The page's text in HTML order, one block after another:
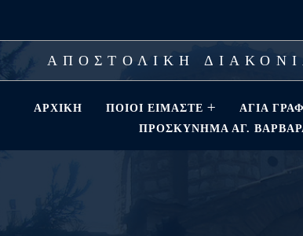
ΑΠΟΣΤΟΛΙΚΗ
ΑΡΧΙΚΉ ΠΟΙΟΊ ΕΊΜΑΣΤΕ ΑΓΊΑ
ΠΡΟΣΚΎΝΗΜΑ ΑΓ.